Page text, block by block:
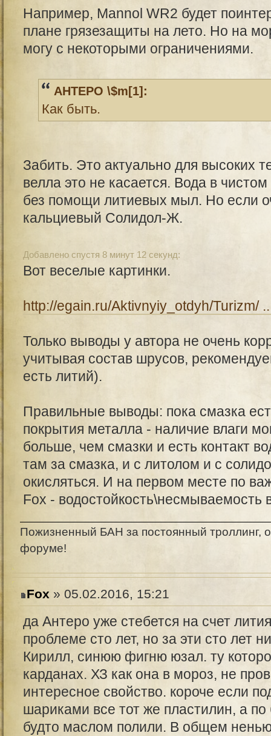
Например, Mannol WR2 будет
плане грязезащиты на лето. Но на
могу с некоторыми ограничениями.
AHTEPO \$m[1]:
Как быть.
Забить. Это актуально для высоких
велла это не касается. Вода в
без помощи литиевых мыл. Но если
кальциевый Солидол-Ж.
Добавлено спустя 8 минут 12 секунд:
Вот веселые картинки.
http://egain.ru/Aktivnyiy_otdyh/Turizm/
Только выводы у автора не очень
учитывая состав шрусов,
есть литий).
Правильные выводы: пока смазка
покрытия металла - наличие влаги
больше, чем смазки и есть контакт
там за смазка, и с литолом и с
окисляться. И на первом месте по
Fox - водостойкость\несмываемость
Пожизненный БАН за постоянный троллинг,
форуме!
Fox » 05.02.2016, 15:21
да Антеро уже стебется на счет
проблеме сто лет, но за эти сто лет
Кирилл, синюю фигню юзал. ту
карданах. ХЗ как она в мороз, не
интересное свойство. короче если
шариками все тот же пластилин, а по
будто маслом полили. В общем